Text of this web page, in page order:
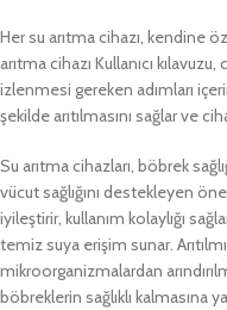
Her su arıtma cihazı, kendine
arıtma cihazı Kullanıcı
izlenmesi gereken adımları
şekilde arıtılmasını sağlar ve
Su arıtma cihazları, böbrek
vücut sağlığını destekleyen
iyileştirir, kullanım kolaylığı
temiz suya erişim sunar.
mikroorganizmalardan
böbreklerin sağlıklı kalmasına